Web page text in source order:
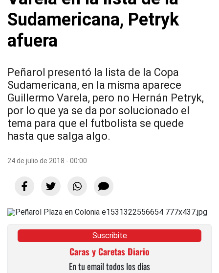
Sudamericana, Petryk
afuera
Peñarol presentó la lista de la Copa
Sudamericana, en la misma aparece
Guillermo Varela, pero no Hernán Petryk,
por lo que ya se da por solucionado el
tema para que el futbolista se quede
hasta que salga algo.
24 de julio de 2018 - 00:00
Suscribite
Caras y Caretas Diario
En tu email todos los días